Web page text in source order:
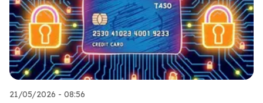
21/05/2026 - 08:56